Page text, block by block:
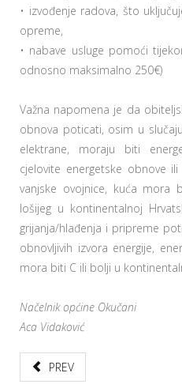
• izvođenje radova, što
opreme,
• nabave usluge pomoći
odnosno maksimalno 250€)
Važna napomena je da
obnova poticati, osim u
elektrane, moraju biti
cjelovite energetske obnove
vanjske ovojnice, kuća mora
lošijeg u kontinentalnoj
grijanja/hlađenja i pripreme
obnovljivih izvora energije,
mora biti C ili bolji u
Načelnik općine Okučani
Aca Vidaković
PREV